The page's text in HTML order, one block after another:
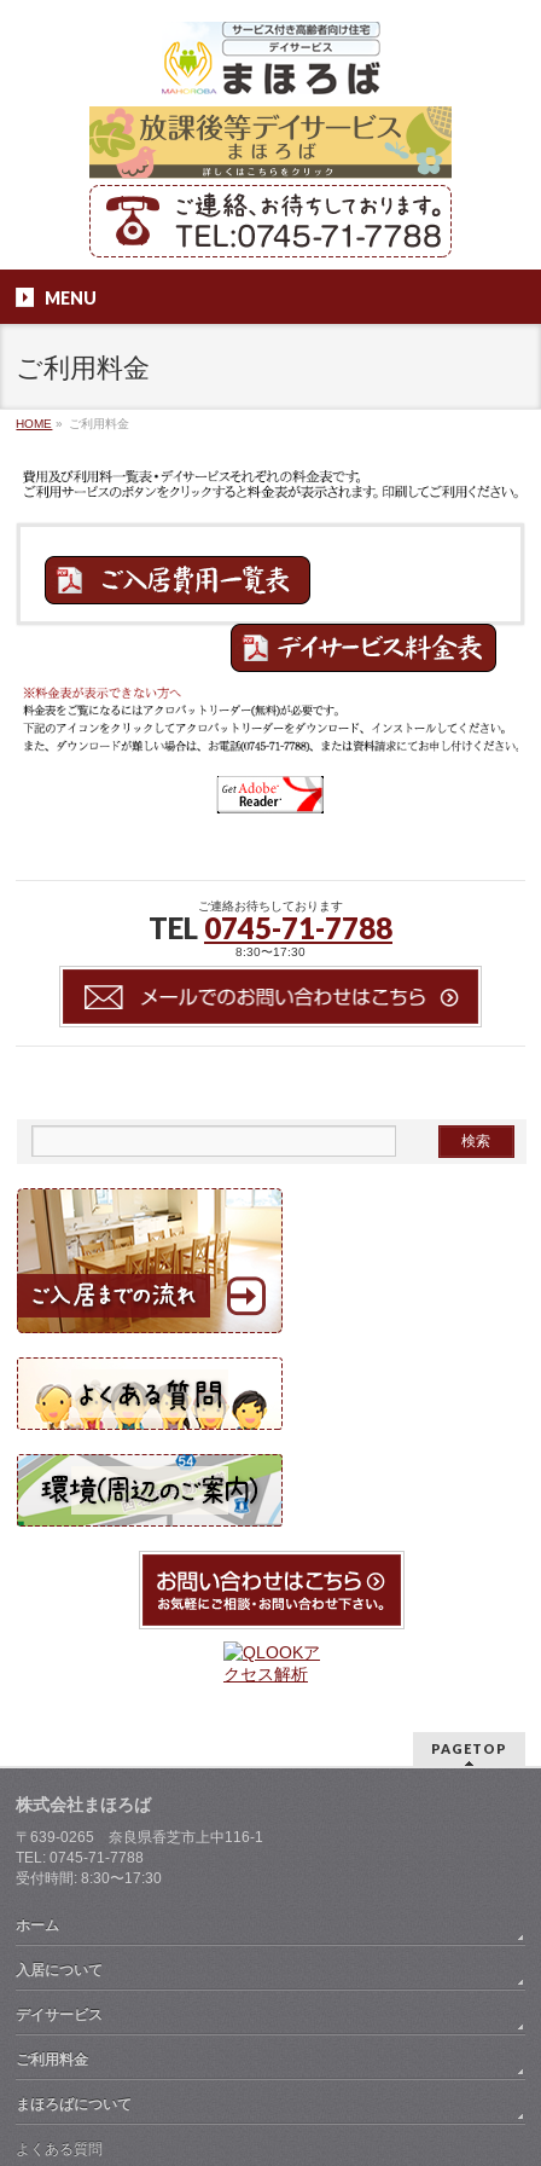
MENU
ご利用料金
HOME » ご利用料金
ご連絡お待ちしております
TEL 0745-71-7788
8:30〜17:30
PAGETOP
株式会社まほろば
〒639-0265 奈良県香芝市上中116-1
TEL: 0745-71-7788
受付時間: 8:30〜17:30
ホーム
入居について
デイサービス
ご利用料金
まほろばについて
よくある質問